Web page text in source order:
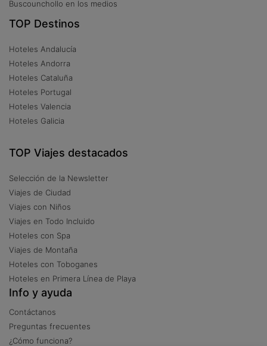
Buscounchollo en los medios
TOP Destinos
Hoteles Andalucía
Hoteles Andorra
Hoteles Cataluña
Hoteles Portugal
Hoteles Valencia
Hoteles Galicia
TOP Viajes destacados
Selección de la Newsletter
Viajes de Ciudad
Viajes con Niños
Viajes en Todo Incluido
Hoteles con Spa
Viajes de Montaña
Hoteles con Toboganes
Hoteles en Primera Línea de Playa
Info y ayuda
Contáctanos
Preguntas frecuentes
¿Cómo funciona?